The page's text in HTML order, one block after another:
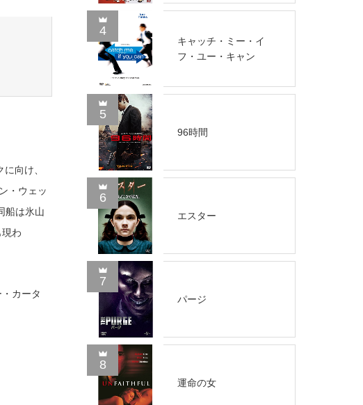
向け、
・ウェッ
船は氷山
わ
カータ
4
キャッチ・ミー・イ
フ・ユー・キャン
5
96時間
6
エスター
7
パージ
8
運命の女